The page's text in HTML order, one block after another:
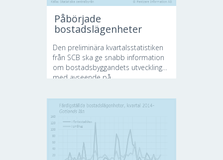
Påbörjade
bostadslägenheter
Den preliminära kvartalsstatistiken
från SCB ska ge snabb information
om bostadsbyggandets utveckling
med avseende på...